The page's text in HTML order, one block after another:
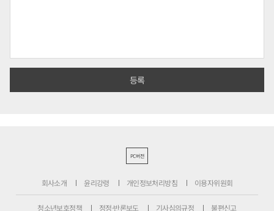
PC버전
회사소개 윤리강령 개인정보처리방침 이용자위원회
청소년보호정책 정정·반론보도 기사심의규정 불편신고